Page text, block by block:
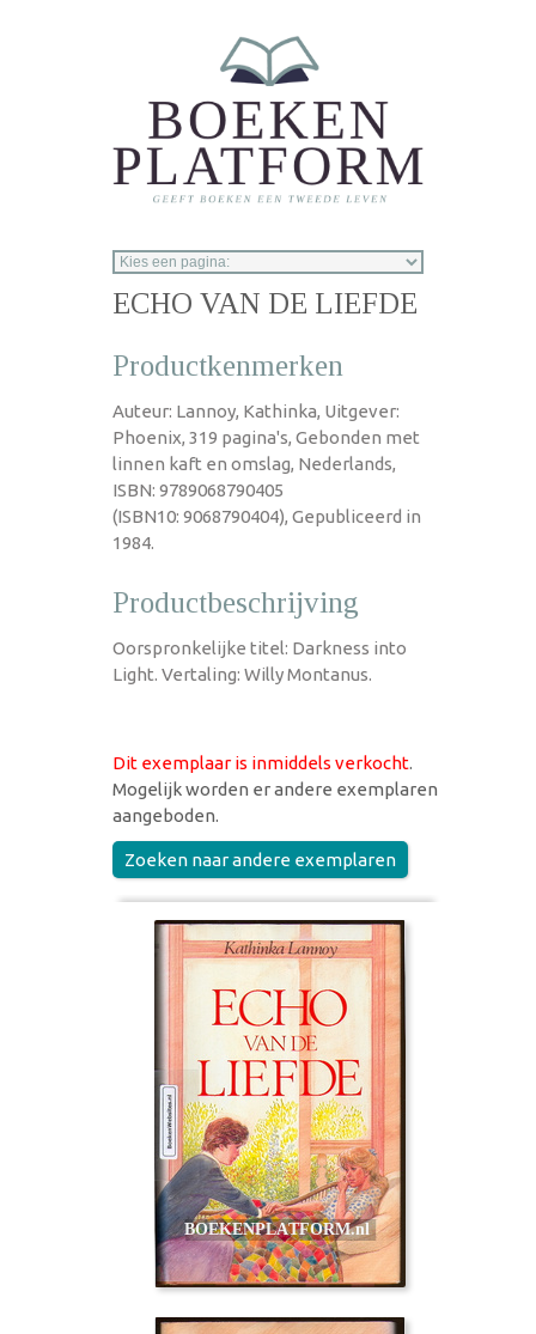
ECHO VAN DE LIEFDE
Productkenmerken
Auteur: Lannoy, Kathinka, Uitgever:
Phoenix, 319 pagina's, Gebonden met
linnen kaft en omslag, Nederlands,
ISBN: 9789068790405
(ISBN10: 9068790404), Gepubliceerd in
1984.
Productbeschrijving
Oorspronkelijke titel: Darkness into
Light. Vertaling: Willy Montanus.
Dit exemplaar is inmiddels verkocht.
Mogelijk worden er andere exemplaren
aangeboden.
Zoeken naar andere exemplaren